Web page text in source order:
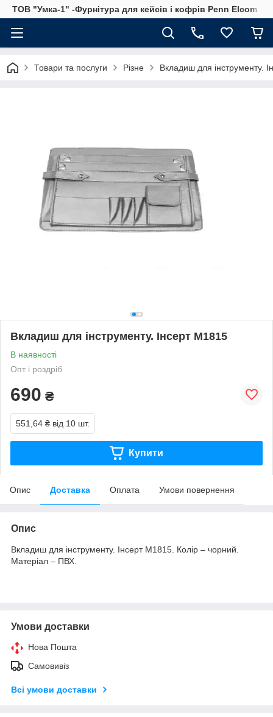
ТОВ "Умка-1" -Фурнітура для кейсів і кофрів Penn Elcom
Товари та послуги Різне Вкладиш для інструменту.
Вкладиш для інструменту. Інсерт М1815
В наявності
Опт і роздріб
690 ₴
551,64 ₴ від 10 шт.
Купити
Опис Доставка Оплата Умови повернення
Опис
Вкладиш для інструменту. Інсерт М1815. Колір – чорний.
Матеріал – ПВХ.
Умови доставки
Нова Пошта
Самовивіз
Всі умови доставки